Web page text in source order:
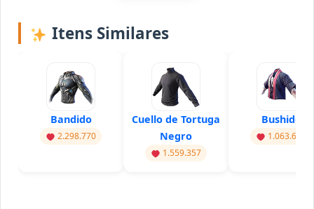
Itens Similares
Bandido
2.298.770
Cuello de Tortuga
Negro
1.559.357
Bushido
1.063.614